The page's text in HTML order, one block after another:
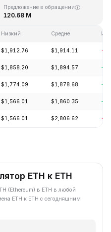
Предложение в обращении
120.68 M
Низкий Средне
$1,912.76 $1,914.11 -
$1,858.20 $1,894.57
$1,774.09 $1,878.68
$1,566.01 $1,860.35
$1,566.01 $2,806.62 -
ETH к ETH
(Ethereum) в ETH в любой
ETH к ETH с сегодняшним